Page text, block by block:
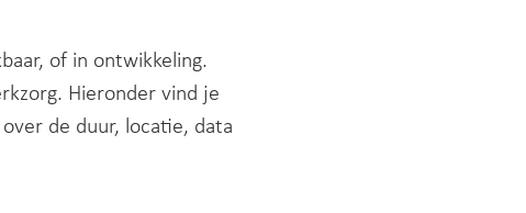
of in ontwikkeling.
Hieronder vind je
de duur, locatie, data